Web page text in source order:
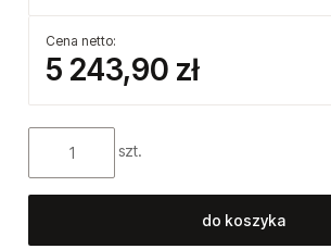
Cena netto:
5 243,90 zł
szt.
do koszyka